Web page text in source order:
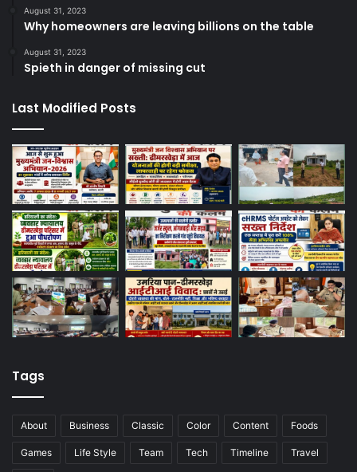
August 31, 2023
Why homeowners are leaving billions on the table
August 31, 2023
Spieth in danger of missing cut
Last Modified Posts
Tags
About Business Classic Color Content Foods
Games Life Style Team Tech Timeline Travel